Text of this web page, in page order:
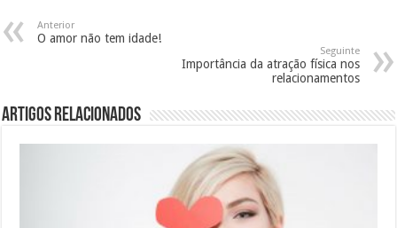
Anterior
O amor não tem idade!
Seguinte
Importância da atração física nos
relacionamentos
Artigos Relacionados